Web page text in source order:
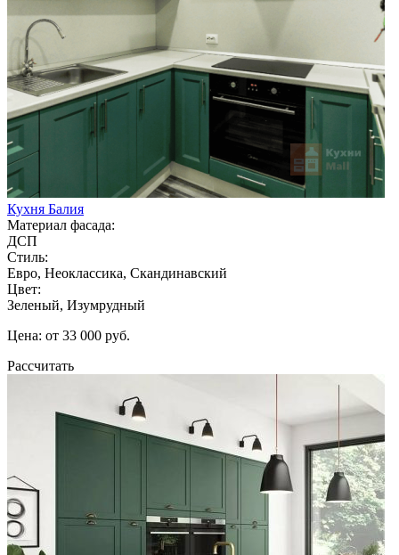
Кухня Балия
Материал фасада:
ДСП
Стиль:
Евро, Неоклассика, Скандинавский
Цвет:
Зеленый, Изумрудный
Цена: от 33 000 руб.
Рассчитать